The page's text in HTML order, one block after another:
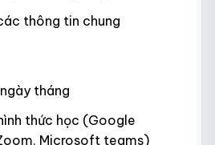
thông tin chung
tháng
thức học (Google
Microsoft teams)